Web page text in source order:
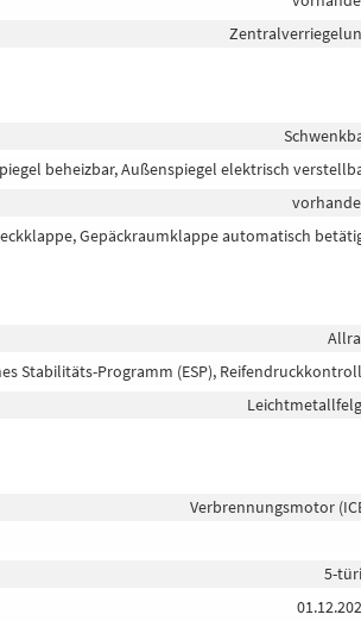
beheizbar, Außenspiegel elektrisch
Gepäckraumklappe automatisch
Stabilitäts-Programm (ESP),
Verbrennungsmotor
5-